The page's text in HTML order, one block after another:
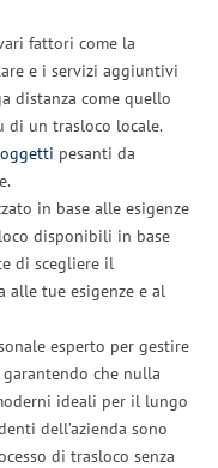
fattori come la
e i servizi aggiuntivi
distanza come quello
di un trasloco locale.
oggetti pesanti da
in base alle esigenze
disponibili in base
di scegliere il
alle tue esigenze e al
esperto per gestire
che nulla
ideali per il lungo
dell’azienda sono
di trasloco senza